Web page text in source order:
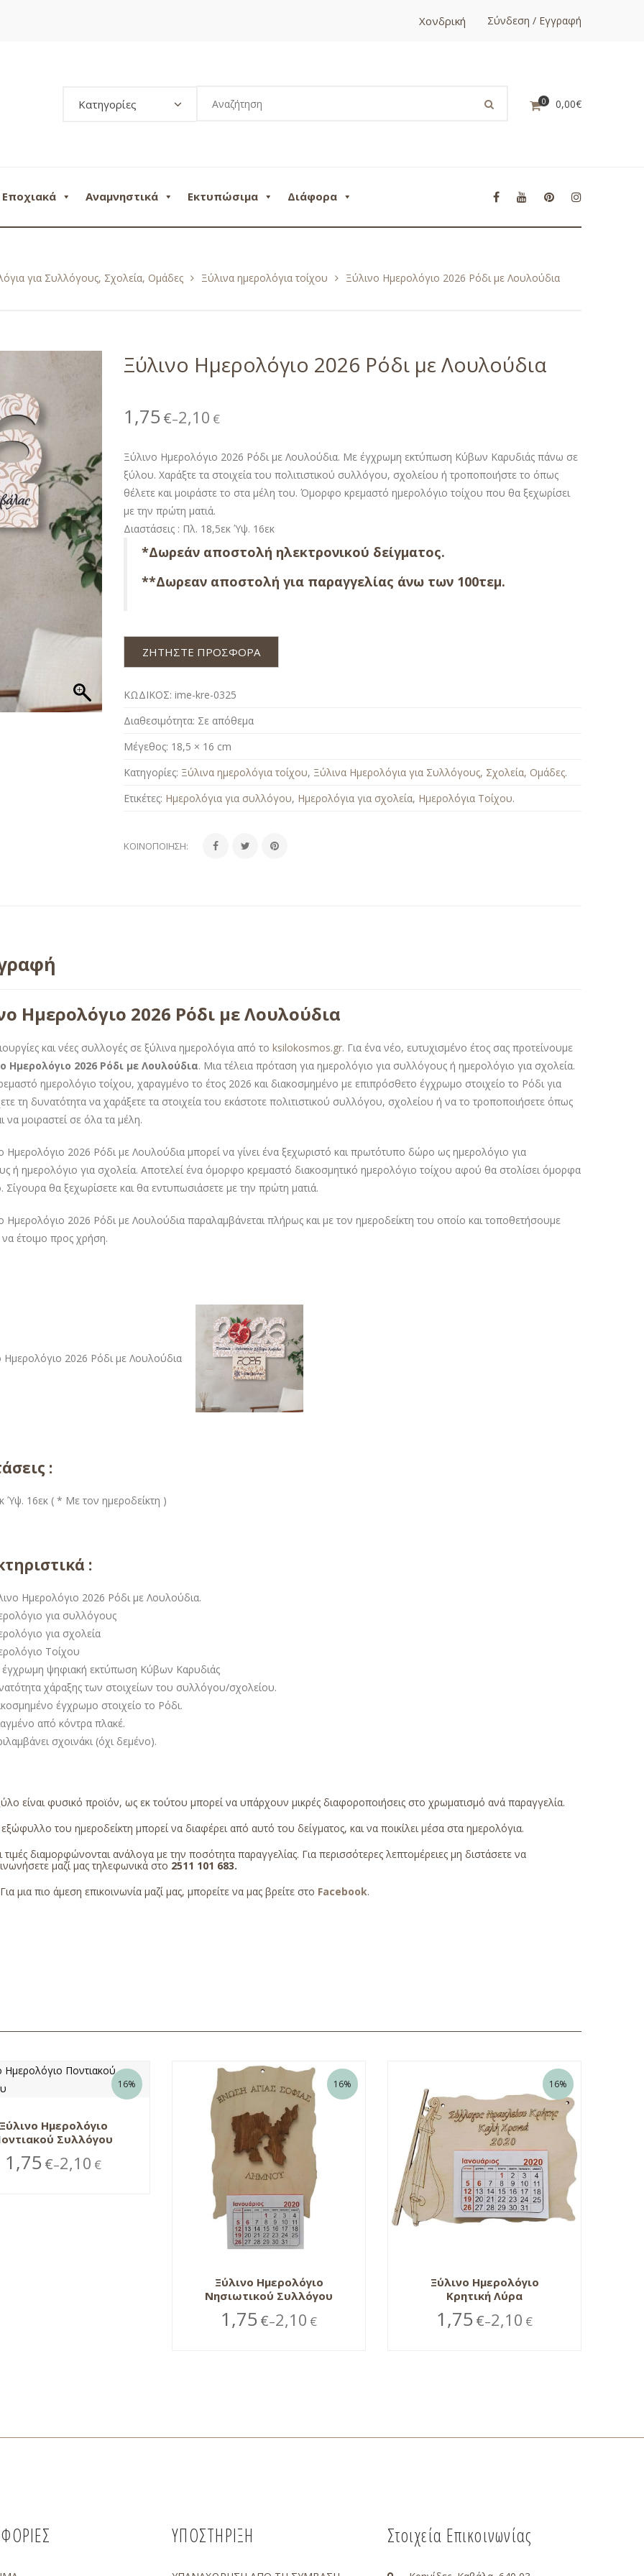
Χονδρική Σύνδεση / Εγγραφή
Κατηγορίες 0 0,00€
Εποχιακά Αναμνηστικά Εκτυπώσιμα Διάφορα
για Συλλόγους, Σχολεία, Ομάδες Ξύλινα ημερολόγια τοίχου Ξύλινο Ημερολόγιο 2026 Ρόδι με Λουλούδια
Ξύλινο Ημερολόγιο 2026 Ρόδι με Λουλούδια
1,75 €–2,10 €
Ξύλινο Ημερολόγιο 2026 Ρόδι με Λουλούδια. Με έγχρωμη εκτύπωση Κύβων Καρυδιάς πάνω σε
ξύλου. Χαράξτε τα στοιχεία του πολιτιστικού συλλόγου, σχολείου ή τροποποιήστε το όπως
θέλετε και μοιράστε το στα μέλη του. Όμορφο κρεμαστό ημερολόγιο τοίχου που θα ξεχωρίσει
με την πρώτη ματιά.
Διαστάσεις : Πλ. 18,5εκ Ύψ. 16εκ
*Δωρεάν αποστολή ηλεκτρονικού δείγματος.
**Δωρεαν αποστολή για παραγγελίας άνω των 100τεμ.
ΖΗΤΗΣΤΕ ΠΡΟΣΦΟΡΑ
ΚΩΔΙΚΟΣ: ime-kre-0325
Διαθεσιμότητα: Σε απόθεμα
Μέγεθος: 18,5 × 16 cm
Κατηγορίες: Ξύλινα ημερολόγια τοίχου, Ξύλινα Ημερολόγια για Συλλόγους, Σχολεία, Ομάδες.
Ετικέτες: Ημερολόγια για συλλόγου, Ημερολόγια για σχολεία, Ημερολόγια Τοίχου.
ΚΟΙΝΟΠΟΊΗΣΗ:
Ημερολόγιο 2026 Ρόδι με Λουλούδια
και νέες συλλογές σε ξύλινα ημερολόγια από το ksilokosmos.gr. Για ένα νέο, ευτυχισμένο έτος σας προτείνουμε
Ημερολόγιο 2026 Ρόδι με Λουλούδια. Μια τέλεια πρόταση για ημερολόγιο για συλλόγους ή ημερολόγιο για σχολεία.
ημερολόγιο τοίχου, χαραγμένο το έτος 2026 και διακοσμημένο με επιπρόσθετο έγχρωμο στοιχείο το Ρόδι για
τη δυνατότητα να χαράξετε τα στοιχεία του εκάστοτε πολιτιστικού συλλόγου, σχολείου ή να το τροποποιήσετε όπως
να μοιραστεί σε όλα τα μέλη.
Ημερολόγιο 2026 Ρόδι με Λουλούδια μπορεί να γίνει ένα ξεχωριστό και πρωτότυπο δώρο ως ημερολόγιο για
ή ημερολόγιο για σχολεία. Αποτελεί ένα όμορφο κρεμαστό διακοσμητικό ημερολόγιο τοίχου αφού θα στολίσει όμορφα
Σίγουρα θα ξεχωρίσετε και θα εντυπωσιάσετε με την πρώτη ματιά.
Ημερολόγιο 2026 Ρόδι με Λουλούδια παραλαμβάνεται πλήρως και με τον ημεροδείκτη του οποίο και τοποθετήσουμε
να έτοιμο προς χρήση.
:
Ύψ. 16εκ ( * Με τον ημεροδείκτη )
:
Ημερολόγιο 2026 Ρόδι με Λουλούδια.
για συλλόγους
για σχολεία
Τοίχου
ψηφιακή εκτύπωση Κύβων Καρυδιάς
χάραξης των στοιχείων του συλλόγου/σχολείου.
έγχρωμο στοιχείο το Ρόδι.
από κόντρα πλακέ.
σχοινάκι (όχι δεμένο).
είναι φυσικό προϊόν, ως εκ τούτου μπορεί να υπάρχουν μικρές διαφοροποιήσεις στο χρωματισμό ανά παραγγελία.
του ημεροδείκτη μπορεί να διαφέρει από αυτό του δείγματος, και να ποικίλει μέσα στα ημερολόγια.
διαμορφώνονται ανάλογα με την ποσότητα παραγγελίας. Για περισσότερες λεπτομέρειες μη διστάσετε να
μαζί μας τηλεφωνικά στο 2511 101 683.
μια πιο άμεση επικοινωνία μαζί μας, μπορείτε να μας βρείτε στο Facebook.
16%
Ημερολόγιο
Συλλόγου
1,75 €–2,10 €
16%
Ξύλινο Ημερολόγιο
Νησιωτικού Συλλόγου
1,75 €–2,10 €
16%
Ξύλινο Ημερολόγιο
Κρητική Λύρα
1,75 €–2,10 €
ΥΠΟΣΤΗΡΙΞΗ Στοιχεία Επικοινωνίας